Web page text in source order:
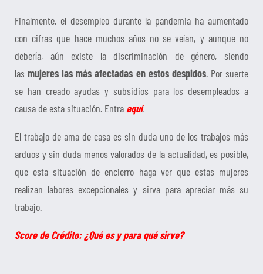
Finalmente, el desempleo durante la pandemia ha aumentado
con cifras que hace muchos años no se veían, y aunque no
debería, aún existe la discriminación de género, siendo
lasmujeres las más afectadas en estos despidos. Por suerte
se han creado ayudas y subsidios para los desempleados a
causa de esta situación. Entra aquí.
El trabajo de ama de casa es sin duda uno de los trabajos más
arduos y sin duda menos valorados de la actualidad, es posible,
que esta situación de encierro haga ver que estas mujeres
realizan labores excepcionales y sirva para apreciar más su
trabajo.
Score de Crédito: ¿Qué es y para qué sirve?